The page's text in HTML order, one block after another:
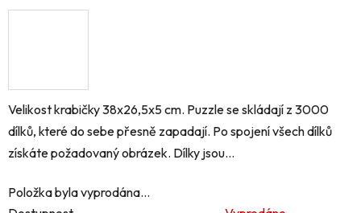
Velikost krabičky 38x26,5x5 cm. Puzzle se skládají z 3000
dílků, které do sebe přesně zapadají. Po spojení všech dílků
získáte požadovaný obrázek. Dílky jsou...
Položka byla vyprodána…